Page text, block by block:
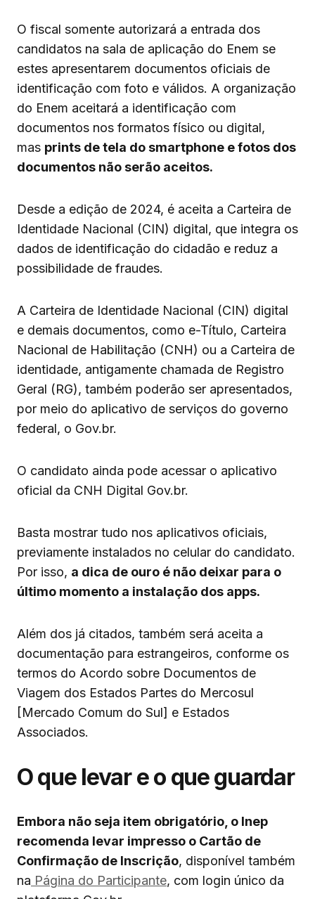
O fiscal somente autorizará a entrada dos
candidatos na sala de aplicação do Enem se
estes apresentarem documentos oficiais de
identificação com foto e válidos. A organização
do Enem aceitará a identificação com
documentos nos formatos físico ou digital,
mas prints de tela do smartphone e fotos dos
documentos não serão aceitos.
Desde a edição de 2024, é aceita a Carteira de
Identidade Nacional (CIN) digital, que integra os
dados de identificação do cidadão e reduz a
possibilidade de fraudes.
A Carteira de Identidade Nacional (CIN) digital
e demais documentos, como e-Título, Carteira
Nacional de Habilitação (CNH) ou a Carteira de
identidade, antigamente chamada de Registro
Geral (RG), também poderão ser apresentados,
por meio do aplicativo de serviços do governo
federal, o Gov.br.
O candidato ainda pode acessar o aplicativo
oficial da CNH Digital Gov.br.
Basta mostrar tudo nos aplicativos oficiais,
previamente instalados no celular do candidato.
Por isso, a dica de ouro é não deixar para o
último momento a instalação dos apps.
Além dos já citados, também será aceita a
documentação para estrangeiros, conforme os
termos do Acordo sobre Documentos de
Viagem dos Estados Partes do Mercosul
[Mercado Comum do Sul] e Estados
Associados.
O que levar e o que guardar
Embora não seja item obrigatório, o Inep
recomenda levar impresso o Cartão de
Confirmação de Inscrição, disponível também
na Página do Participante, com login único da